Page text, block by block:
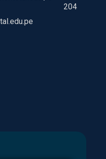
204